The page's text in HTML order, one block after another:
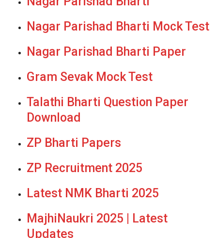
Nagar Parishad Bharti Mock Test
Nagar Parishad Bharti Paper
Gram Sevak Mock Test
Talathi Bharti Question Paper
Download
ZP Bharti Papers
ZP Recruitment 2025
Latest NMK Bharti 2025
MajhiNaukri 2025 | Latest
Updates